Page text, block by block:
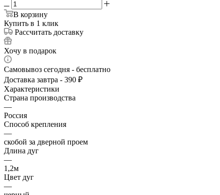
В корзину
Купить в 1 клик
Рассчитать доставку
Хочу в подарок
Самовывоз сегодня - бесплатно
Доставка завтра - 390 ₽
Характеристики
Страна производства
—
Россия
Способ крепления
—
скобой за дверной проем
Длина дуг
—
1,2м
Цвет дуг
—